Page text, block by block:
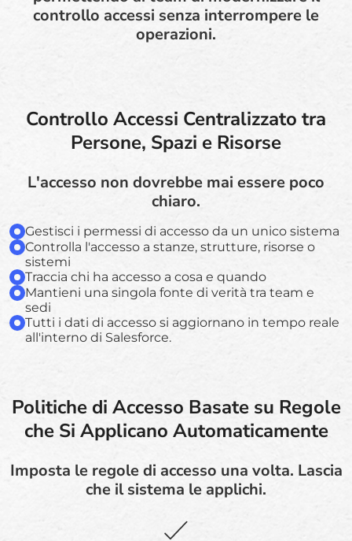
controllo accessi senza interrompere le
operazioni.
Controllo Accessi Centralizzato tra
Persone, Spazi e Risorse
L'accesso non dovrebbe mai essere poco
chiaro.
Gestisci i permessi di accesso da un unico sistema
Controlla l'accesso a stanze, strutture, risorse o
sistemi
Traccia chi ha accesso a cosa e quando
Mantieni una singola fonte di verità tra team e
sedi
Tutti i dati di accesso si aggiornano in tempo reale
all'interno di Salesforce.
Politiche di Accesso Basate su Regole
che Si Applicano Automaticamente
Imposta le regole di accesso una volta. Lascia
che il sistema le applichi.